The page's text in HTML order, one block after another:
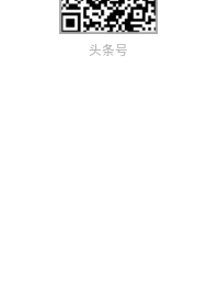
头条号